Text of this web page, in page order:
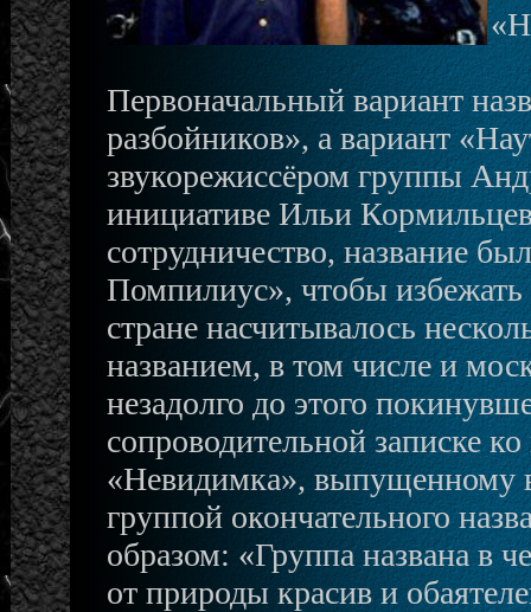
Первоначальный вариант
разбойников», а вариант
звукорежиссёром группы
инициативе Ильи
сотрудничество, название
Помпилиус», чтобы
стране насчитывалось
названием, в том числе и
незадолго до этого
сопроводительной записке
«Невидимка», выпущенному
группой окончательного
образом: «Группа названа в
от природы красив и